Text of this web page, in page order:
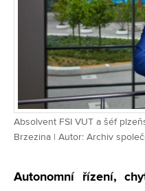
Absolvent FSI VUT a šéf
Brzezina | Autor: Archiv
Autonomní řízení,